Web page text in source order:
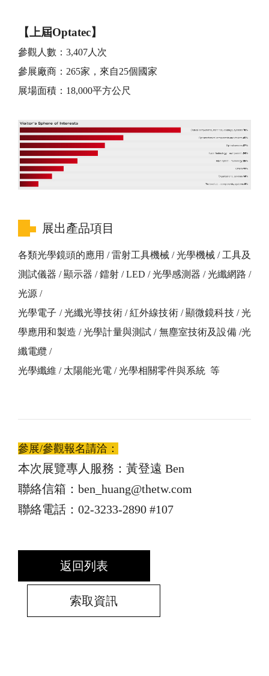
【上屆Optatec】
參觀人數：3,407人次
參展廠商：265家，來自25個國家
展場面積： 18,000平方公尺
展出產品項目
各類光學鏡頭的應用 / 雷射工具機械 / 光學機械 / 工具及
測試儀器 / 顯示器 / 鐳射 / LED / 光學感測器 / 光纖網路 /
光源 /
光學電子 / 光纖光導技術 / 紅外線技術 / 顯微鏡科技 / 光
學應用和製造 / 光學計量與測試 / 無塵室技術及設備 /光
纖電纜 /
光學纖維 / 太陽能光電 / 光學相關零件與系統 等
參展/參觀報名請洽：
本次展覽專人服務：黃登遠 Ben
聯絡信箱：ben_huang@thetw.com
聯絡電話：02-3233-2890 #107
返回列表
索取資訊